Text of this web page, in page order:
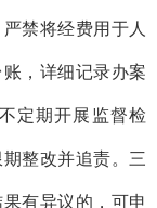
禁将经费用于人
，详细记录办案
定期开展监督检
整改并追责。三
有异议的，可申